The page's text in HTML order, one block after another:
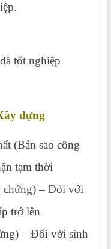
tốt nghiệp.
tốt nghiệp
dựng
(Bản sao công
tạm thời
chứng) – Đối với
trở lên
– Đối với sinh